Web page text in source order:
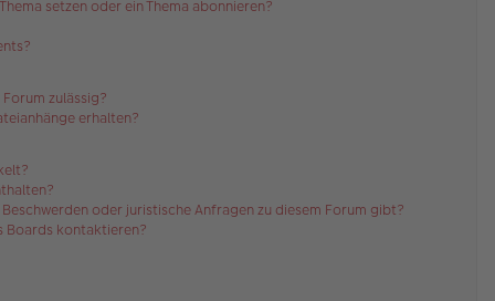
setzen oder ein Thema abonnieren?
zulässig?
erhalten?
oder juristische Anfragen zu diesem Forum gibt?
Boards kontaktieren?